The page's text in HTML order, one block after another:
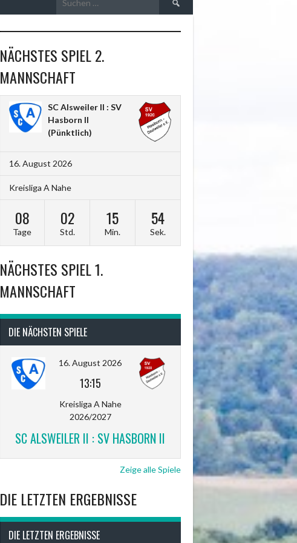
NÄCHSTES SPIEL 2.
MANNSCHAFT
SC Alsweiler II : SV
Hasborn II
(Pünktlich)
16. August 2026
Kreisliga A Nahe
08
Tage
02
Std.
15
Min.
52
Sek.
NÄCHSTES SPIEL 1.
MANNSCHAFT
DIE NÄCHSTEN SPIELE
16. August 2026
13:15
Kreisliga A Nahe
2026/2027
SC ALSWEILER II : SV HASBORN II
Zeige alle Spiele
DIE LETZTEN ERGEBNISSE
DIE LETZTEN ERGEBNISSE